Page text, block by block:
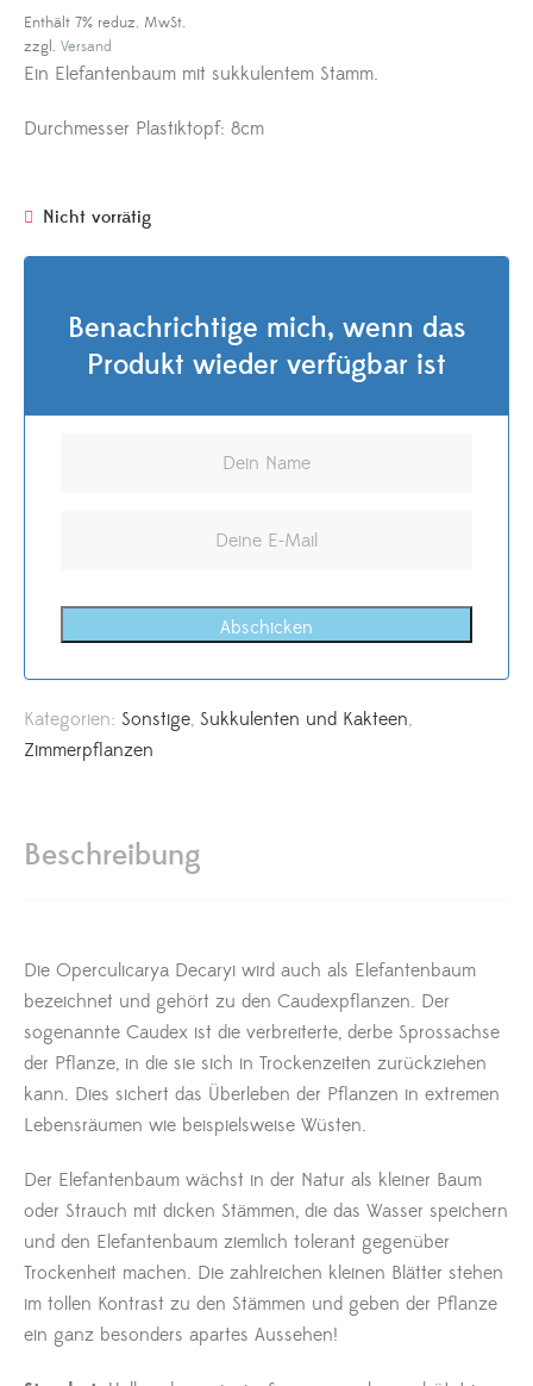
Enthält 7% reduz. MwSt.
zzgl. Versand
Ein Elefantenbaum mit sukkulentem Stamm.
Durchmesser Plastiktopf: 8cm
Nicht vorrätig
Benachrichtige mich, wenn das
Produkt wieder verfügbar ist
Abschicken
Kategorien: Sonstige, Sukkulenten und Kakteen,
Zimmerpflanzen
Beschreibung
Die Operculicarya Decaryi wird auch als Elefantenbaum
bezeichnet und gehört zu den Caudexpflanzen. Der
sogenannte Caudex ist die verbreiterte, derbe Sprossachse
der Pflanze, in die sie sich in Trockenzeiten zurückziehen
kann. Dies sichert das Überleben der Pflanzen in extremen
Lebensräumen wie beispielsweise Wüsten.
Der Elefantenbaum wächst in der Natur als kleiner Baum
oder Strauch mit dicken Stämmen, die das Wasser speichern
und den Elefantenbaum ziemlich tolerant gegenüber
Trockenheit machen. Die zahlreichen kleinen Blätter stehen
im tollen Kontrast zu den Stämmen und geben der Pflanze
ein ganz besonders apartes Aussehen!